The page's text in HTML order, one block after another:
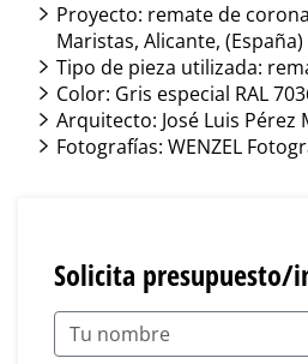
Proyecto: remate de
Maristas, Alicante, (España)
Tipo de pieza utilizada:
Color: Gris especial RAL
Arquitecto: José Luis Pérez
Fotografías: WENZEL
Solicita presupuesto/